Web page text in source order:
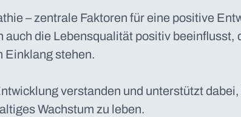
– zentrale Faktoren für eine positive
die Lebensqualität positiv beeinflusst,
Einklang stehen.
verstanden und unterstützt
Wachstum zu leben.